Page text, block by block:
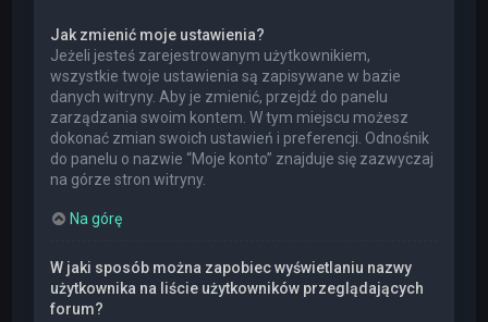
Jak zmienić moje ustawienia?
Jeżeli jesteś zarejestrowanym użytkownikiem,
wszystkie twoje ustawienia są zapisywane w bazie
danych witryny. Aby je zmienić, przejdź do panelu
zarządzania swoim kontem. W tym miejscu możesz
dokonać zmian swoich ustawień i preferencji. Odnośnik
do panelu o nazwie “Moje konto” znajduje się zazwyczaj
na górze stron witryny.
Na górę
W jaki sposób można zapobiec wyświetlaniu nazwy
użytkownika na liście użytkowników przeglądających
forum?